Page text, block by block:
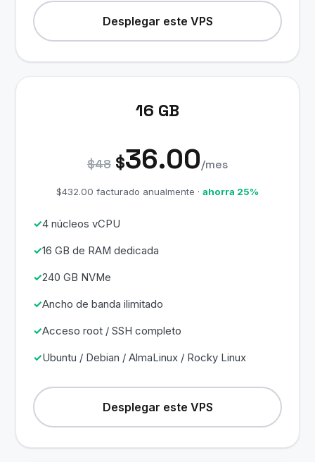
Desplegar este VPS
16 GB
$48 $36.00/mes
$432.00 facturado anualmente · ahorra 25%
4 núcleos vCPU
16 GB de RAM dedicada
240 GB NVMe
Ancho de banda ilimitado
Acceso root / SSH completo
Ubuntu / Debian / AlmaLinux / Rocky Linux
Desplegar este VPS